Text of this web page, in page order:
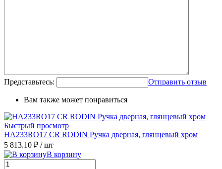
Представьтесь: Отправить отзыв
Вам также может понравиться
Быстрый просмотр
HA233RO17 CR RODIN Ручка дверная, глянцевый хром
5 813.10 ₽ / шт
В корзину